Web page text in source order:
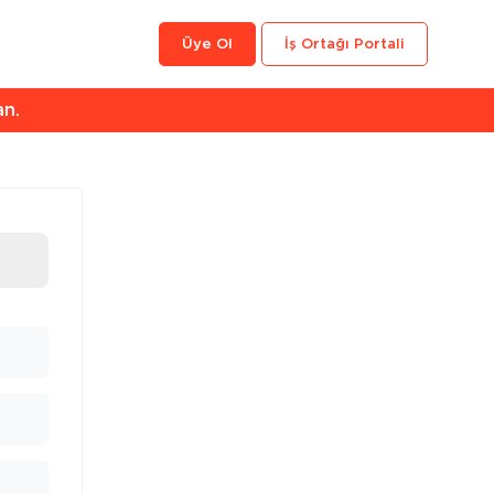
İş Ortağı Portali
Üye Ol